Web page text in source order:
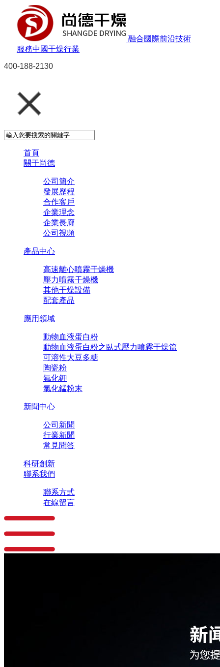
融合國際前沿技術
服務中國干燥行業
400-188-2130
首頁
關于尚德
公司簡介
發展歷程
合作客戶
企業理念
企業長廊
公司視頻
產品中心
高速離心噴霧干燥機
壓力噴霧干燥機
其他干燥設備
配套產品
應用領域
動物血液蛋白粉
動物血液蛋白粉之臥式壓力噴霧干燥篇
可溶性大豆多糖
陶瓷粉
氟化鉀
氯化錳粉末
新聞中心
公司新聞
行業新聞
常見問答
科研創新
聯系我們
聯系方式
在線留言